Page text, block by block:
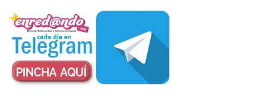
7 Ago 2026
Un Bien de Interés
Cultural abandonado
desde 1949. Los
procuradores leonesistas
plantean que la Junta
contacte cuanto antes con los